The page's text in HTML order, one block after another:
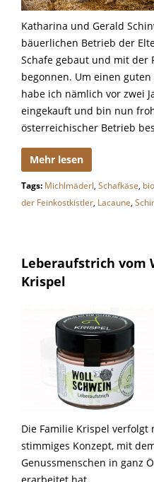
Katharina und Gerald
bäuerlichen Betrieb der
Schafe gebaut und mit der
begonnen. Um einen
habe ich nämlich vor zwei
eingekauft und bin nun
österreichischer Betrieb
Mehr lesen
Tags: Michlmäderl, Schafkäse, bio
der Feinkostkistler, Lacaune,
Leberaufstrich vom
Krispel
Die Familie Krispel
stimmiges Konzept, mit
Genussmenschen in ganz
erarbeitet hat.